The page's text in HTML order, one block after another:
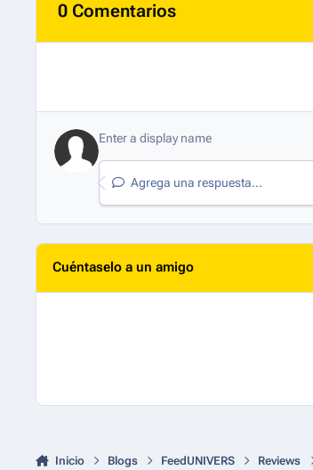
0 Comentarios
Agrega una respuesta...
Cuéntaselo a un amigo
Inicio Blogs FeedUNIVERS Reviews